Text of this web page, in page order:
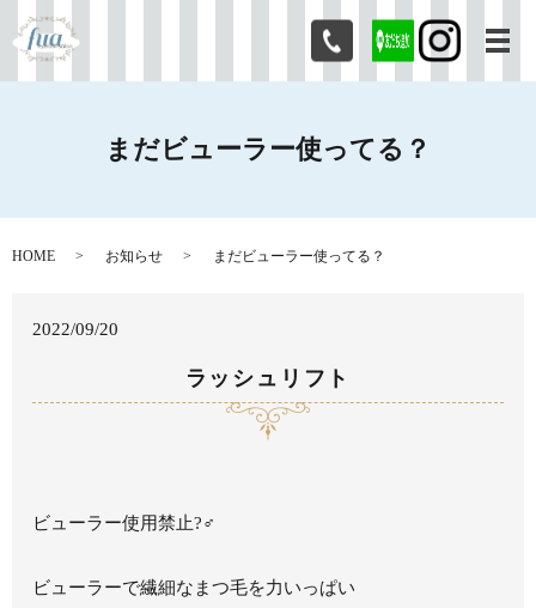
メ
まだビューラー使ってる？
HOME お知らせ まだビューラー使ってる？
2022/09/20
ラッシュリフト
ビューラー使用禁止?‍♂️
ビューラーで繊細なまつ毛を力いっぱい